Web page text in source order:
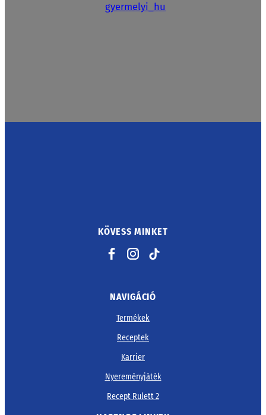
gyermelyi_hu
KÖVESS MINKET
Facebook Instagram TikTok
NAVIGÁCIÓ
Termékek
Receptek
Karrier
Nyereményjáték
Recept Rulett 2